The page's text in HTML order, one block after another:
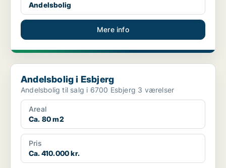
Andelsbolig
Mere info
Andelsbolig i Esbjerg
Andelsbolig i Esbjerg
Andelsbolig til salg i 6700 Esbjerg 3 værelser
Areal
Ca. 80 m2
Pris
Ca. 410.000 kr.